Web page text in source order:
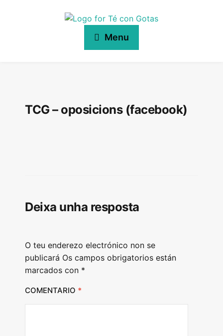
Menu
TCG – oposicions (facebook)
Deixa unha resposta
O teu enderezo electrónico non se
publicará Os campos obrigatorios están
marcados con *
COMENTARIO *